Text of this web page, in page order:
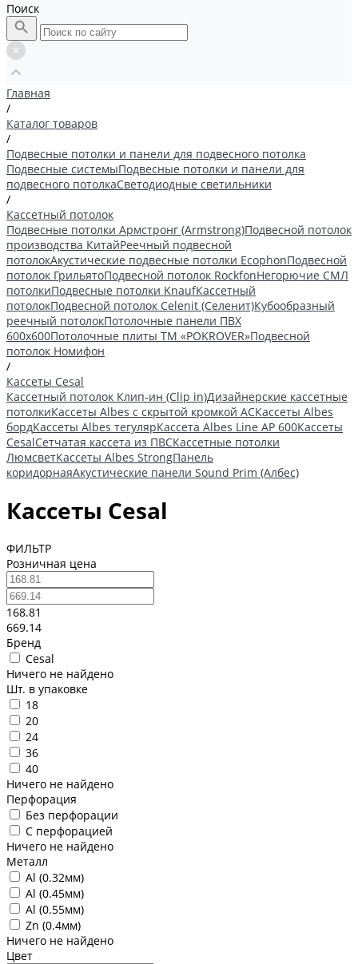
Поиск
Главная
/
Каталог товаров
/
Подвесные потолки и панели для подвесного потолка
Подвесные системыПодвесные потолки и панели для
подвесного потолкаСветодиодные светильники
/
Кассетный потолок
Подвесные потолки Армстронг (Armstrong)Подвесной потолок
производства КитайРеечный подвесной
потолокАкустические подвесные потолки EcophonПодвесной
потолок ГрильятоПодвесной потолок RockfonНегорючие СМЛ
потолкиПодвесные потолки KnaufКассетный
потолокПодвесной потолок Celenit (Селенит)Кубообразный
реечный потолокПотолочные панели ПВХ
600х600Потолочные плиты ТМ «POKROVER»Подвесной
потолок Номифон
/
Кассеты Cesal
Кассетный потолок Клип-ин (Clip in)Дизайнерские кассетные
потолкиКассеты Albes с скрытой кромкой ACКассеты Albes
бордКассеты Albes тегулярКассета Albes Line AP 600Кассеты
CesalСетчатая кассета из ПВСКассетные потолки
ЛюмсветКассеты Albes StrongПанель
коридорнаяАкустические панели Sound Prim (Албес)
Кассеты Cesal
ФИЛЬТР
Розничная цена
168.81
669.14
Бренд
Cesal
Ничего не найдено
Шт. в упаковке
18
20
24
36
40
Ничего не найдено
Перфорация
Без перфорации
С перфорацией
Ничего не найдено
Металл
Al (0.32мм)
Al (0.45мм)
Al (0.55мм)
Zn (0.4мм)
Ничего не найдено
Цвет